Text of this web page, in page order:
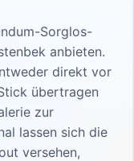
Sorglos-
anbieten.
direkt vor
übertragen
zur
lassen sich die
versehen,